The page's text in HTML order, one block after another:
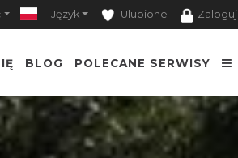
Język Ulubione Zaloguj
BLOG POLECANE SERWISY